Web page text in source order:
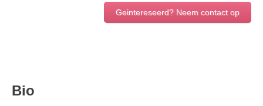
Geintereseerd? Neem contact op
Bio